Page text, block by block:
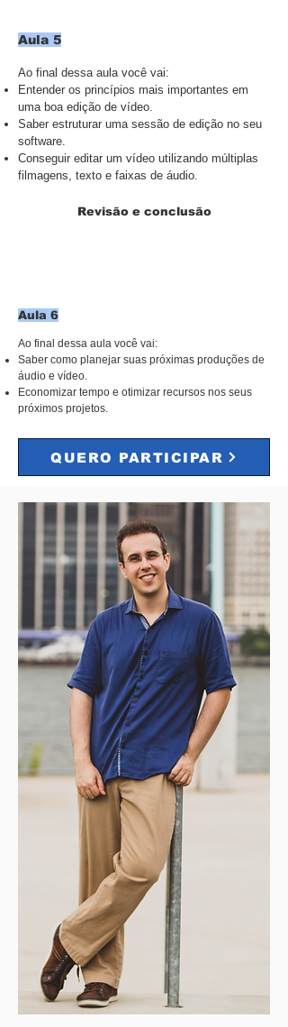
Aula 5
Ao final dessa aula você vai:
Entender os princípios mais importantes em
uma boa edição de vídeo.
Saber estruturar uma sessão de edição no seu
software.
Conseguir editar um vídeo utilizando múltiplas
filmagens, texto e faixas de áudio.
Revisão e conclusão
Aula 6
Ao final dessa aula você vai:
Saber como planejar suas próximas produções de
áudio e vídeo.
Economizar tempo e otimizar recursos nos seus
próximos projetos.
QUERO PARTICIPAR